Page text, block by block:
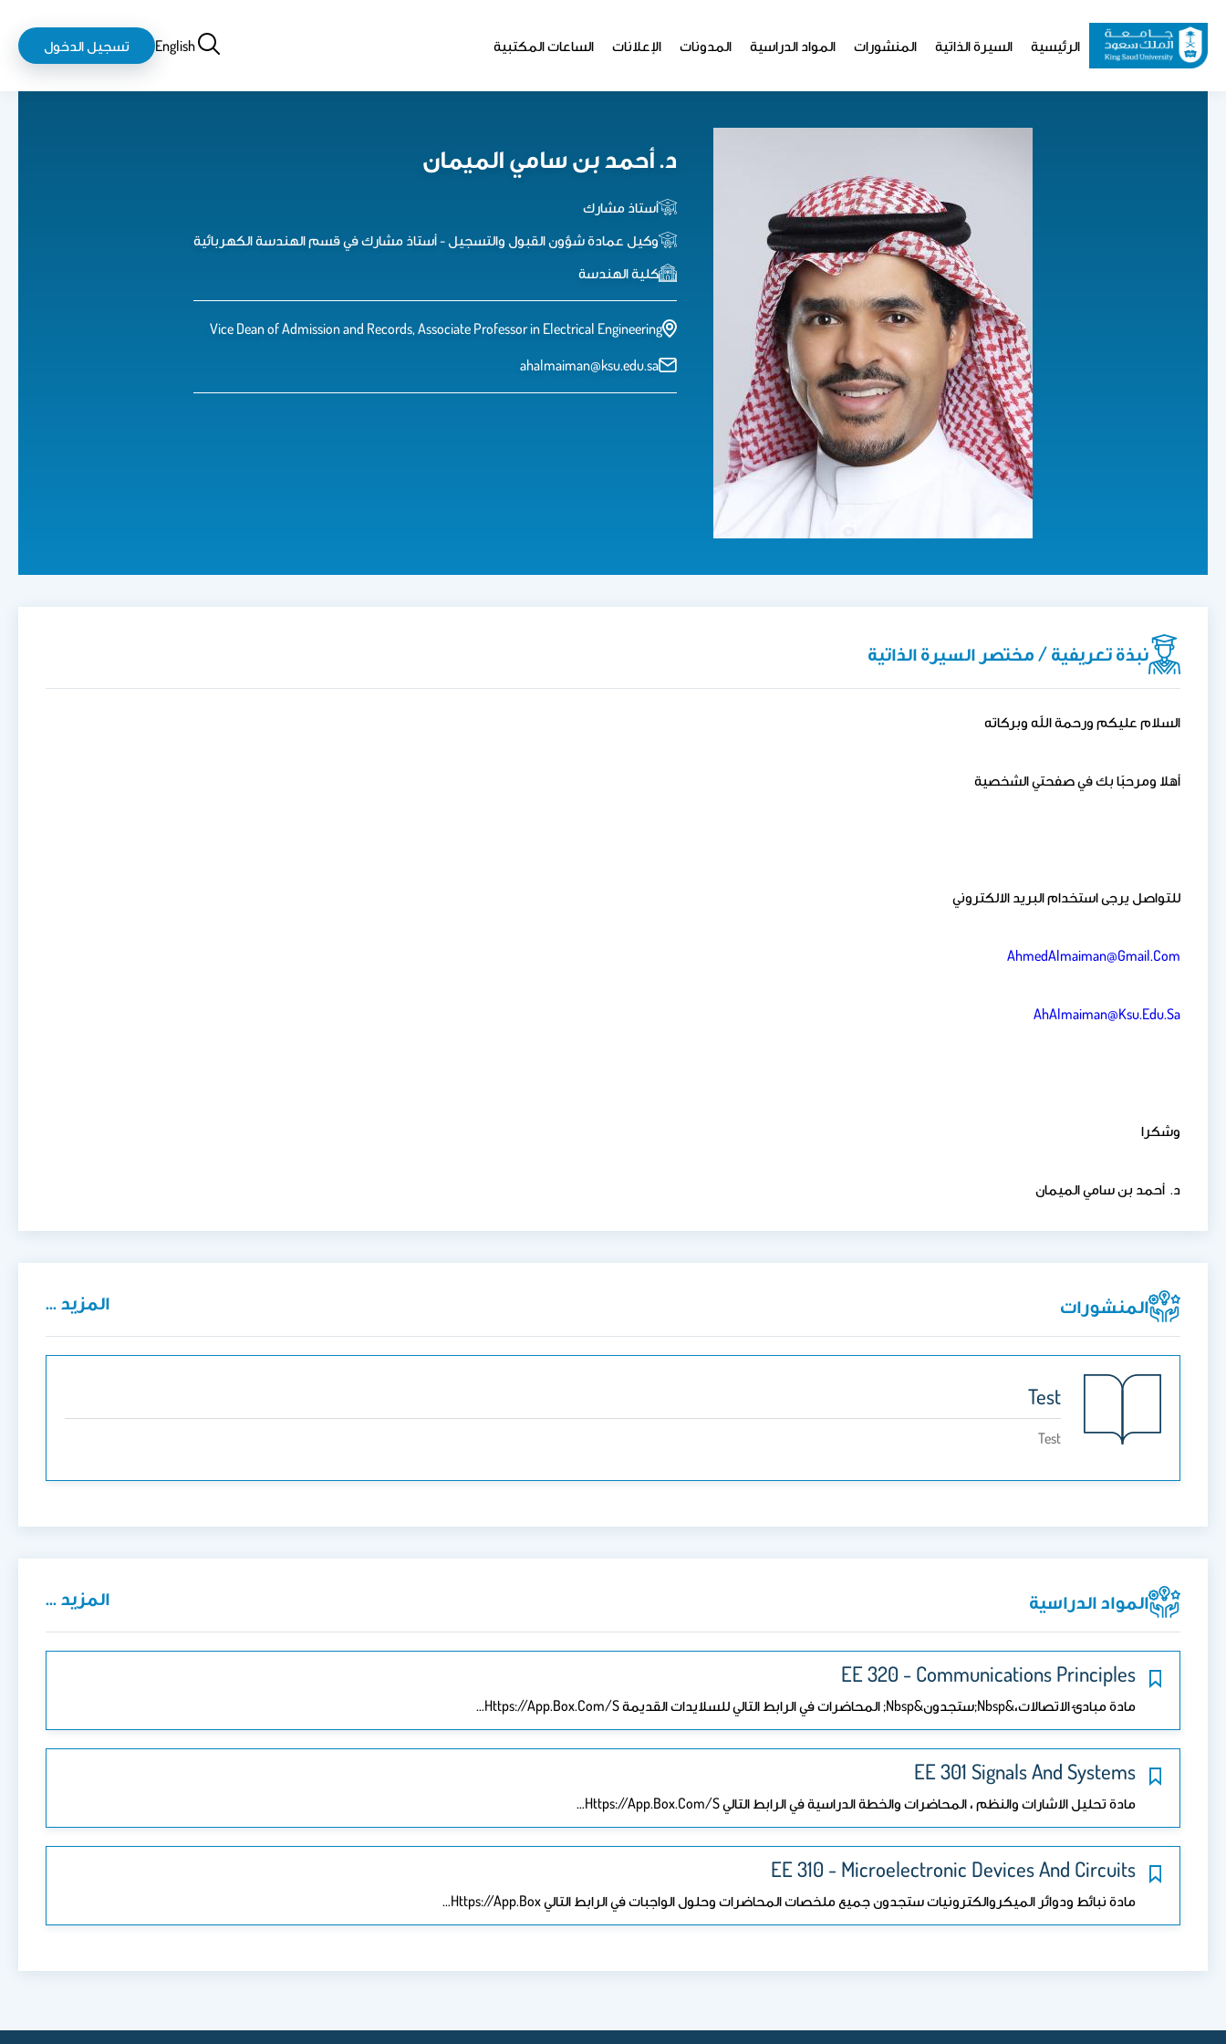
المحتوى
الرئيسي
Website
الرئيسية السيرة الذاتية المنشورات المواد الدراسية المدونات الإعلانات الساعات المكتبية بحثEnglish
login-
logout
تسجيل الدخول
د. أحمد بن سامي الميمان
أستاذ مشارك
وكيل عمادة شؤون القبول والتسجيل - أستاذ مشارك في قسم الهندسة الكهربائية
كلية الهندسة
Vice Dean of Admission and Records, Associate Professor in Electrical Engineering
ahalmaiman@ksu.edu.sa
نبذة تعريفية / مختصر السيرة الذاتية
السلام عليكم ورحمة الله وبركاته
أهلا ومرحبًا بك في صفحتي الشخصية
للتواصل يرجى استخدام البريد الالكتروني
AhmedAlmaiman@gmail.com
AhAlmaiman@ksu.edu.sa
وشكرا
د. أحمد بن سامي الميمان
المنشورات المزيد ...
Test
Test
المواد الدراسية المزيد ...
EE 320 - Communications Principles
مادة مبادئ الاتصالات،&nbsp;ستجدون&nbsp; المحاضرات في الرابط التالي للسلايدات القديمة Https://app.box.com/s…
EE 301 Signals And Systems
مادة تحليل الاشارات والنظم ، المحاضرات والخطة الدراسية في الرابط التالي Https://app.box.com/s…
EE 310 - Microelectronic Devices And Circuits
مادة نبائط ودوائر الميكروالكترونيات ستجدون جميع ملخصات المحاضرات وحلول الواجبات في الرابط التالي Https://app.box…